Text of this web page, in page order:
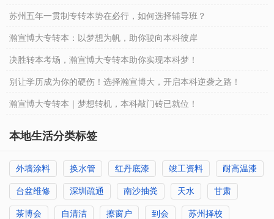
苏州五年一贯制专转本势在必行，如何选择辅导班？
瀚宣博大专转本：以梦想为帆，助你驶向本科彼岸
决胜转本考场，瀚宣博大专转本助你实现本科梦！
别让学历成为你的硬伤！选择瀚宣博大，开启本科逆袭之路！
瀚宣博大专转本｜梦想转机，本科敲门砖已就位！
本地生活分类标签
外墙涂料 换水管 红丹底漆 竣工资料 耐高温漆
台盆维修 深圳疏通 南沙抽粪 天水 甘肃
茶博会 自清洁 擦窗户 到会 苏州择校